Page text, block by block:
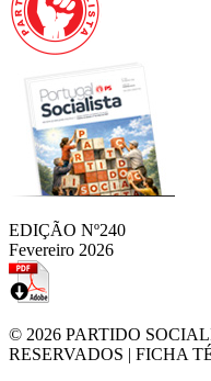
EDIÇÃO Nº240
Fevereiro 2026
© 2026 PARTIDO
RESERVADOS | FICHA